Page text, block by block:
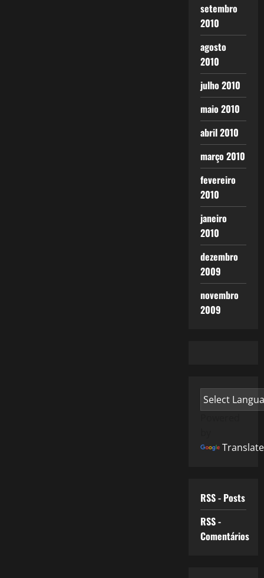
setembro
2010
agosto
2010
julho 2010
maio 2010
abril 2010
março 2010
fevereiro
2010
janeiro
2010
dezembro
2009
novembro
2009
Translate
RSS - Posts
RSS -
Comentários